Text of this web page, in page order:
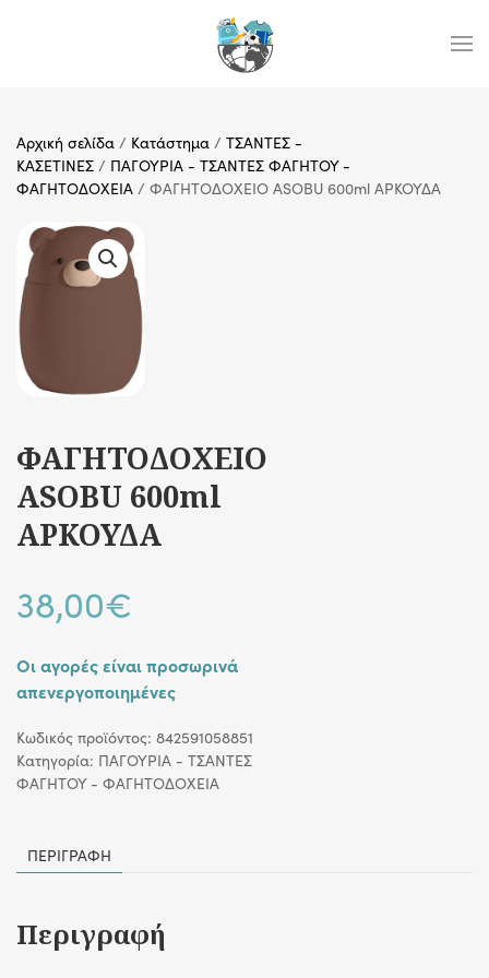
Αρχική σελίδα / Κατάστημα / ΤΣΑΝΤΕΣ -
ΚΑΣΕΤΙΝΕΣ / ΠΑΓΟΥΡΙΑ - ΤΣΑΝΤΕΣ ΦΑΓΗΤΟΥ -
ΦΑΓΗΤΟΔΟΧΕΙΑ / ΦΑΓΗΤΟΔΟΧΕΙΟ ASOBU 600ml ΑΡΚΟΥΔΑ
ΦΑΓΗΤΟΔΟΧΕΙΟ
ASOBU 600ml
ΑΡΚΟΥΔΑ
38,00€
Οι αγορές είναι προσωρινά
απενεργοποιημένες
Κωδικός προϊόντος: 842591058851
Κατηγορία: ΠΑΓΟΥΡΙΑ - ΤΣΑΝΤΕΣ
ΦΑΓΗΤΟΥ - ΦΑΓΗΤΟΔΟΧΕΙΑ
ΠΕΡΙΓΡΑΦΉ
Περιγραφή